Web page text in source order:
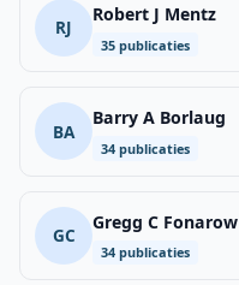
RJ
Robert J Mentz
35 publicaties
BA
Barry A Borlaug
34 publicaties
GC
Gregg C Fonarow
34 publicaties